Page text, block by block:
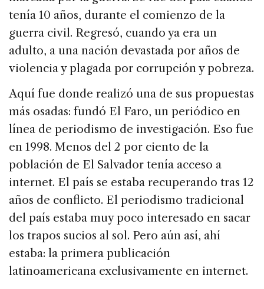
tenía 10 años, durante el comienzo de la
guerra civil. Regresó, cuando ya era un
adulto, a una nación devastada por años de
violencia y plagada por corrupción y pobreza.
Aquí fue donde realizó una de sus propuestas
más osadas: fundó El Faro, un periódico en
línea de periodismo de investigación. Eso fue
en 1998. Menos del 2 por ciento de la
población de El Salvador tenía acceso a
internet. El país se estaba recuperando tras 12
años de conflicto. El periodismo tradicional
del país estaba muy poco interesado en sacar
los trapos sucios al sol. Pero aún así, ahí
estaba: la primera publicación
latinoamericana exclusivamente en internet.